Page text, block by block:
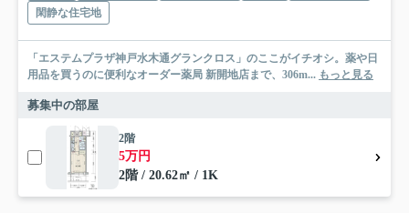
閑静な住宅地
「エステムプラザ神戸水木通グランクロス」のここがイチオシ。薬や日
用品を買うのに便利なオーダー薬局 新開地店まで、306m... もっと見る
募集中の部屋
2階
5万円
2階 / 20.62㎡ / 1K